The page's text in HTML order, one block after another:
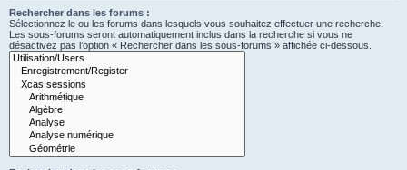
Rechercher dans les forums :
Sélectionnez le ou les forums dans lesquels vous souhaitez effectuer une recherche.
Les sous-forums seront automatiquement inclus dans la recherche si vous ne
désactivez pas l’option « Rechercher dans les sous-forums » affichée ci-dessous.